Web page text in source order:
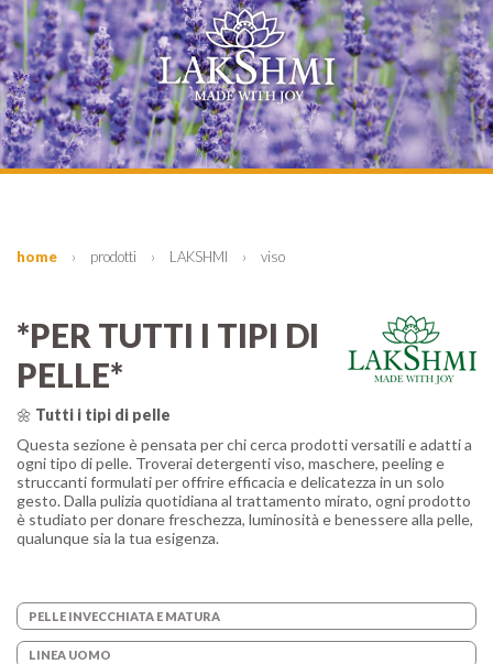
home › prodotti › LAKSHMI › viso
*PER TUTTI I TIPI DI
PELLE*
Tutti i tipi di pelle
Questa sezione è pensata per chi cerca prodotti versatili e adatti a
ogni tipo di pelle. Troverai detergenti viso, maschere, peeling e
struccanti formulati per offrire efficacia e delicatezza in un solo
gesto. Dalla pulizia quotidiana al trattamento mirato, ogni prodotto
è studiato per donare freschezza, luminosità e benessere alla pelle,
qualunque sia la tua esigenza.
PELLE INVECCHIATA E MATURA
LINEA UOMO